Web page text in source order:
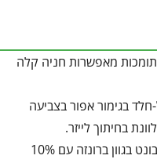
מאפשרות חניה קלה
חלד בגימור אפור בצביעה
בחיתוך לייזר.
הגנה מקסימלית מהשמש: גג פוליקרבונט בגוון ברונזה עם 10%